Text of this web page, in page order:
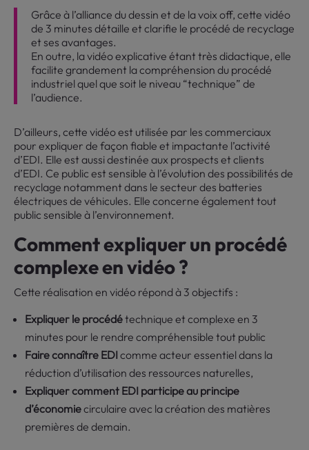
Grâce à l’alliance du dessin et de la voix off, cette vidéo
de 3 minutes détaille et clarifie le procédé de recyclage
et ses avantages.
En outre, la vidéo explicative étant très didactique, elle
facilite grandement la compréhension du procédé
industriel quel que soit le niveau “technique” de
l’audience.
D’ailleurs, cette vidéo est utilisée par les commerciaux
pour expliquer de façon fiable et impactante l’activité
d’EDI. Elle est aussi destinée aux prospects et clients
d’EDI. Ce public est sensible à l’évolution des possibilités de
recyclage notamment dans le secteur des batteries
électriques de véhicules. Elle concerne également tout
public sensible à l’environnement.
Comment expliquer un procédé
complexe en vidéo ?
Cette réalisation en vidéo répond à 3 objectifs :
Expliquer le procédétechnique et complexe en 3
minutes pour le rendre compréhensible tout public
Faire connaître EDIcomme acteur essentiel dans la
réduction d’utilisation des ressources naturelles,
Expliquer comment EDI participe au principe
d’économiecirculaire avec la création des matières
premières de demain.